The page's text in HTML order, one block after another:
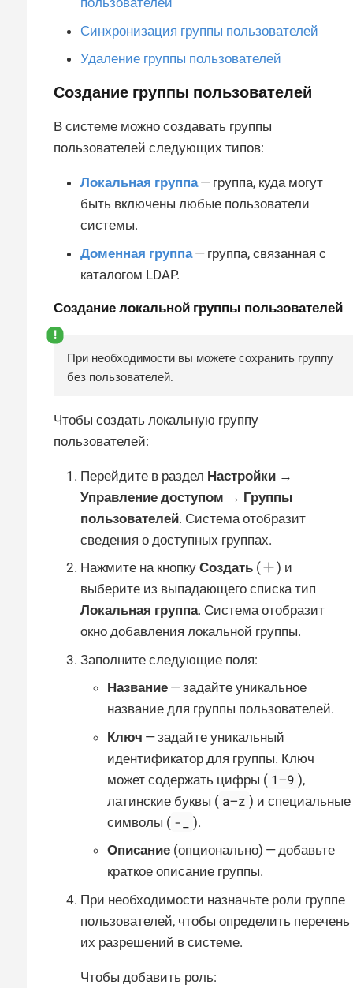
Синхронизация группы пользователей
Удаление группы пользователей
Создание группы пользователей
В системе можно создавать группы
пользователей следующих типов:
Локальная группа— группа, куда могут
быть включены любые пользователи
системы.
Доменная группа— группа, связанная с
каталогом LDAP.
Создание локальной группы пользователей
При необходимости вы можете сохранить группу
без пользователей.
Чтобы создать локальную группу
пользователей:
Перейдите в раздел Настройки →
Управление доступом → Группы
пользователей. Система отобразит
сведения о доступных группах.
Нажмите на кнопку Создать (
) и
выберите из выпадающего списка тип
Локальная группа. Система отобразит
окно добавления локальной группы.
Заполните следующие поля:
Название — задайте уникальное
название для группы пользователей.
Ключ — задайте уникальный
идентификатор для группы. Ключ
может содержать цифры ( 1—​9 ),
латинские буквы ( a—​z ) и специальные
символы ( -_
).
Описание (опционально) — добавьте
краткое описание группы.
При необходимости назначьте роли группе
пользователей, чтобы определить перечень
их разрешений в системе.
Чтобы добавить роль: